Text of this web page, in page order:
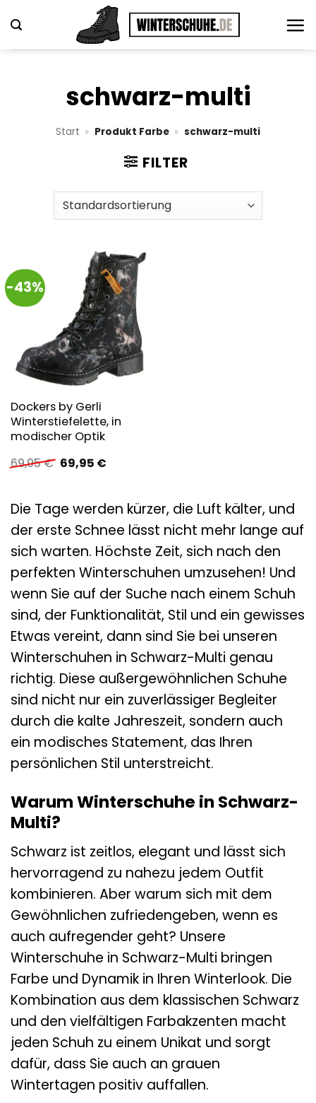
Inhalt
springen
schwarz-multi
Start » Produkt Farbe » schwarz-multi
FILTER
-43%
Dockers by Gerli
Winterstiefelette, in
modischer Optik
69,95€ Ursprünglicher
Preis
69,95 €Aktueller
Die Tage werden kürzer, die Luft kälter, und
der erste Schnee lässt nicht mehr lange auf
sich warten. Höchste Zeit, sich nach den
perfekten Winterschuhen umzusehen! Und
wenn Sie auf der Suche nach einem Schuh
sind, der Funktionalität, Stil und ein gewisses
Etwas vereint, dann sind Sie bei unseren
Winterschuhen in Schwarz-Multi genau
richtig. Diese außergewöhnlichen Schuhe
sind nicht nur ein zuverlässiger Begleiter
durch die kalte Jahreszeit, sondern auch
ein modisches Statement, das Ihren
persönlichen Stil unterstreicht.
Warum Winterschuhe in Schwarz-
Multi?
Schwarz ist zeitlos, elegant und lässt sich
hervorragend zu nahezu jedem Outfit
kombinieren. Aber warum sich mit dem
Gewöhnlichen zufriedengeben, wenn es
auch aufregender geht? Unsere
Winterschuhe in Schwarz-Multi bringen
Farbe und Dynamik in Ihren Winterlook. Die
Kombination aus dem klassischen Schwarz
und den vielfältigen Farbakzenten macht
jeden Schuh zu einem Unikat und sorgt
dafür, dass Sie auch an grauen
Wintertagen positiv auffallen.